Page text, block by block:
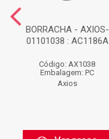
BORRACHA - AXIOS-
01101038 : AC1186A
Código: AX1038
Embalagem: PC
Axios